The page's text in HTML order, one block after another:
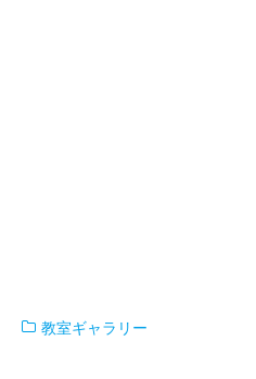
教室ギャラリー